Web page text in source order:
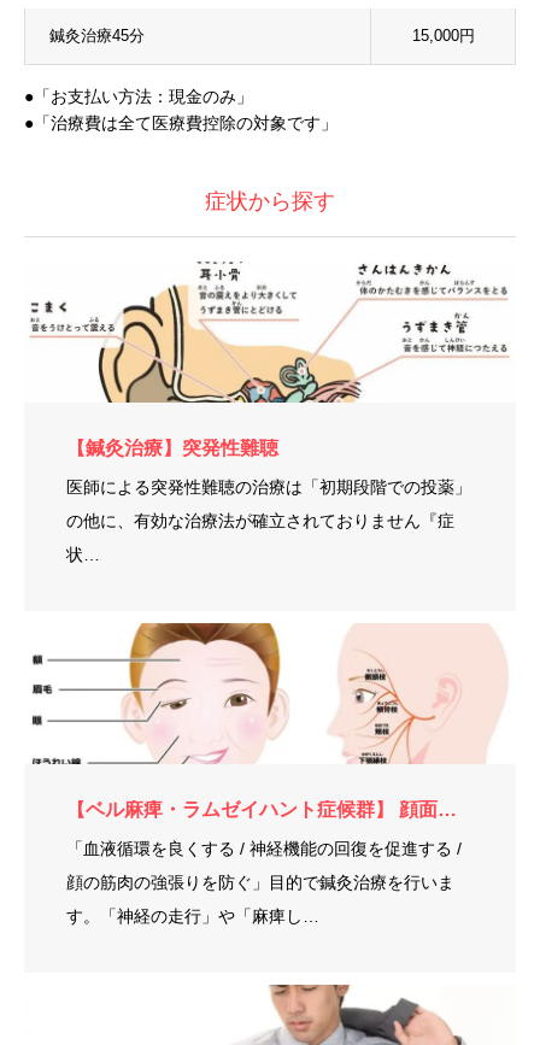
鍼灸治療45分 15,000円
●「お支払い方法：現金のみ」
●「治療費は全て医療費控除の対象です」
症状から探す
【鍼灸治療】突発性難聴
医師による突発性難聴の治療は「初期段階での投薬」
の他に、有効な治療法が確立されておりません『症
状…
【ベル麻痺・ラムゼイハント症候群】 顔面神経麻痺の鍼灸治療
「血液循環を良くする / 神経機能の回復を促進する /
顔の筋肉の強張りを防ぐ」目的で鍼灸治療を行いま
す。「神経の走行」や「麻痺し…